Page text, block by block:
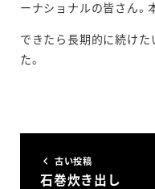
ーナショナルの皆さん。
できたら長期的に続けた
た。
古い投稿
石巻炊き出し